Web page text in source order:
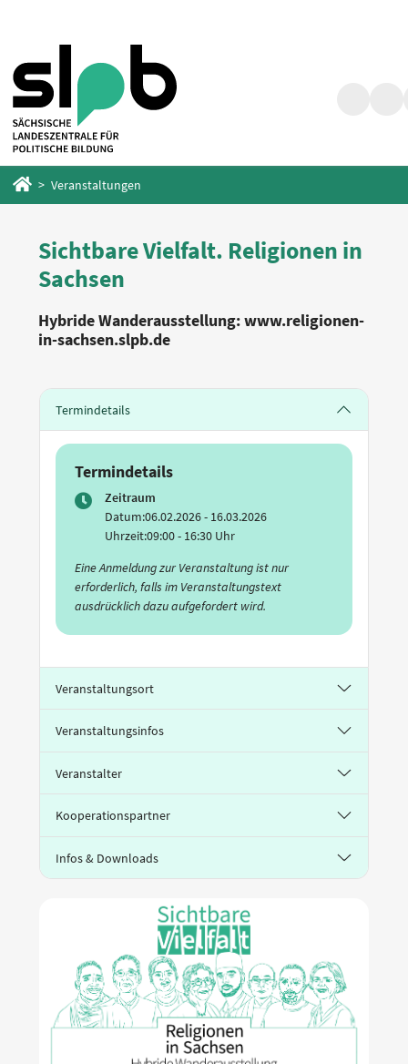
springen
springen
Startseite
Veranstaltungen
Sichtbare Vielfalt. Religionen in
Sachsen
Hybride Wanderausstellung: www.religionen-
in-sachsen.slpb.de
Termindetails
Termindetails
Zeitraum
Datum:06.02.2026 - 16.03.2026
Uhrzeit:09:00 - 16:30 Uhr
Eine Anmeldung zur Veranstaltung ist nur
erforderlich, falls im Veranstaltungstext
ausdrücklich dazu aufgefordert wird.
Veranstaltungsort
Veranstaltungsinfos
Veranstalter
Kooperationspartner
Infos & Downloads